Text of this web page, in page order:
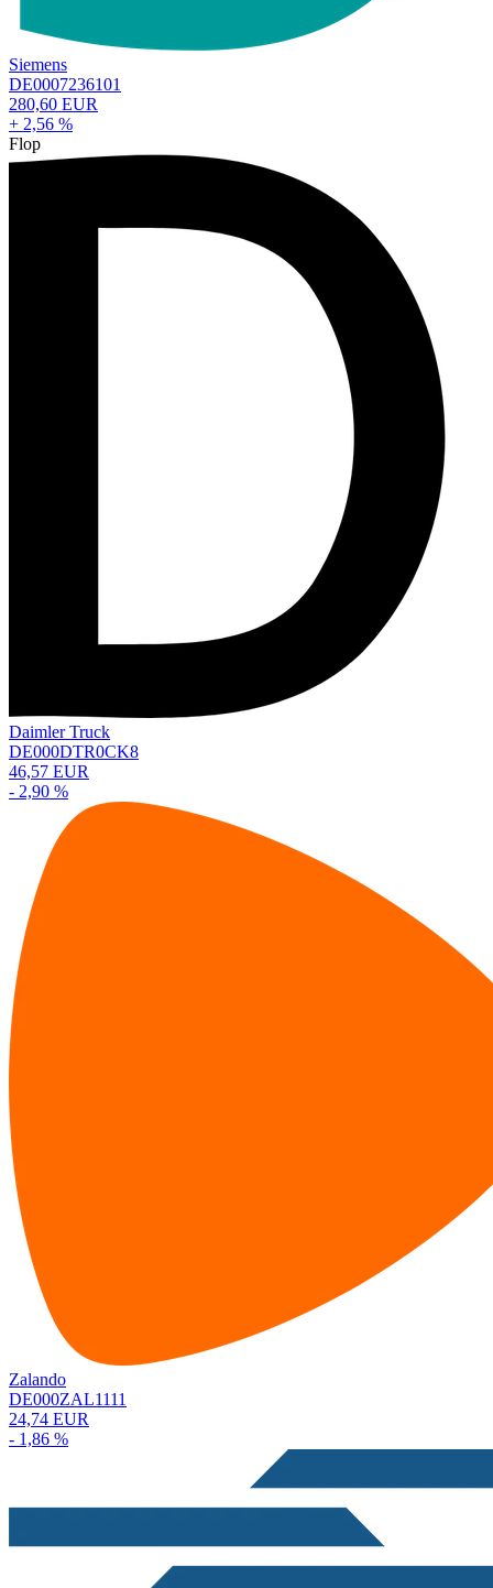
Siemens
DE0007236101
280,60 EUR
+ 2,56 %
Flop
Daimler Truck
DE000DTR0CK8
46,57 EUR
- 2,90 %
Zalando
DE000ZAL1111
24,74 EUR
- 1,86 %